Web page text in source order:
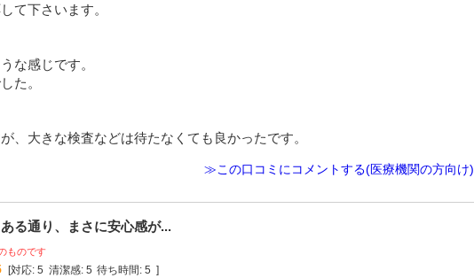
て下さいます。
な感じです。
た。
、大きな検査などは待たなくても良かったです。
≫この口コミにコメントする(医療機関の方向け)
る通り、まさに安心感が...
ものです
対応: 5 清潔感: 5 待ち時間: 5